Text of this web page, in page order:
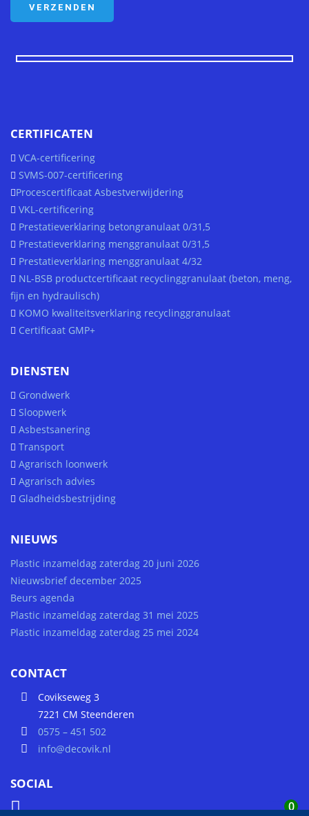
0
CERTIFICATEN
VCA-certificering
SVMS-007-certificering
Procescertificaat Asbestverwijdering
VKL-certificering
Prestatieverklaring betongranulaat 0/31,5
Prestatieverklaring menggranulaat 0/31,5
Prestatieverklaring menggranulaat 4/32
NL-BSB productcertificaat recyclinggranulaat (beton, meng,
fijn en hydraulisch)
KOMO kwaliteitsverklaring recyclinggranulaat
Certificaat GMP+
DIENSTEN
Grondwerk
Sloopwerk
Asbestsanering
Transport
Agrarisch loonwerk
Agrarisch advies
Gladheidsbestrijding
NIEUWS
Plastic inzameldag zaterdag 20 juni 2026
Nieuwsbrief december 2025
Beurs agenda
Plastic inzameldag zaterdag 31 mei 2025
Plastic inzameldag zaterdag 25 mei 2024
CONTACT
Covikseweg 3
7221 CM Steenderen
0575 – 451 502
info@decovik.nl
SOCIAL